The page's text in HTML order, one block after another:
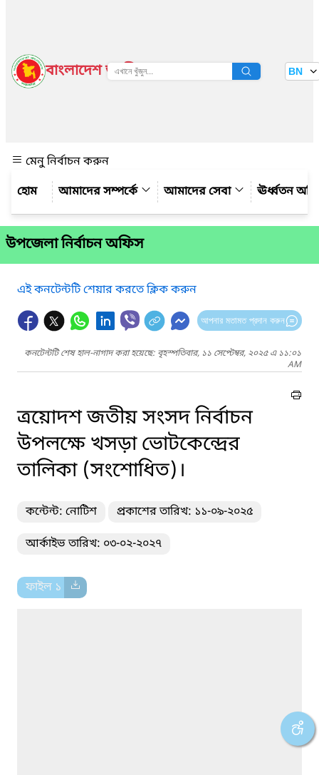
বাংলাদেশ জাতীয় তথ্য বাতায়ন BN
মেনু নির্বাচন করুন
আমাদের সম্পর্কে
আমাদের সেবা ঊর্ধ্বতন
উপজেলা নির্বাচন অফিস
এই কনটেন্টটি শেয়ার করতে ক্লিক করুন
আপনার মতামত প্রদান করুন
কনটেন্টটি শেষ হাল-নাগাদ করা হয়েছে: বৃহস্পতিবার, ১১ সেপ্টেম্বর, ২০২৫ এ ১১:০১
AM
ত্রয়োদশ জতীয় সংসদ নির্বাচন
উপলক্ষে খসড়া ভোটকেন্দ্রের
তালিকা (সংশোধিত)।
কন্টেন্ট: নোটিশ প্রকাশের তারিখ: ১১-০৯-২০২৫
আর্কাইভ তারিখ: ০৩-০২-২০২৭
ফাইল ১